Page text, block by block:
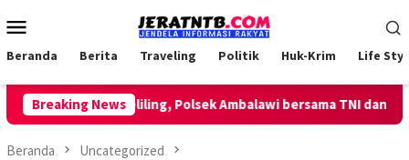
ke
Mobile
Beranda Berita Traveling Politik Huk-Krim Life
Breaking News
Patroli Keliling, Polsek Ambalawi bersama TNI dan
Beranda Uncategorized